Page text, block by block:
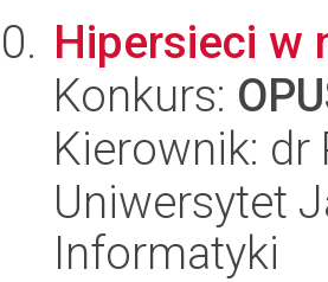
Hipersieci w
Konkurs:
Kierownik: dr
Uniwersytet
Informatyki